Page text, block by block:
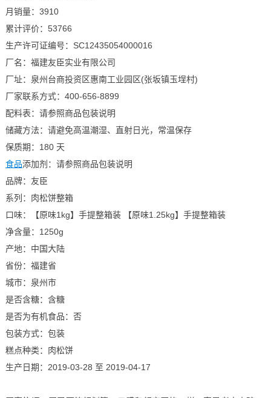
月销量：3910
累计评价：53766
生产许可证编号：SC12435054000016
厂名：福建友臣实业有限公司
厂址：泉州台商投资区惠南工业园区(张坂镇玉埕村)
厂家联系方式：400-656-8899
配料表：请参照商品包装说明
储藏方法：请避免高温潮湿、直射日光，常温保存
保质期：180 天
食品添加剂：请参照商品包装说明
品牌：友臣
系列：肉松饼整箱
口味：【原味1kg】手提整箱装 【原味1.25kg】手提整箱装
净含量：1250g
产地：中国大陆
省份：福建省
城市：泉州市
是否含糖：含糖
是否为有机食品：否
包装方式：包装
糕点种类：肉松饼
生产日期：2019-03-28 至 2019-04-17